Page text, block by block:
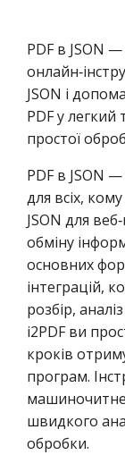
PDF в JSON
JSON і
PDF у
простої
PDF в JSON
для всіх,
JSON для
обміну
основних
інтеграцій,
розбір,
i2PDF ви
кроків
програм.
машиночитне
швидкого
обробки.